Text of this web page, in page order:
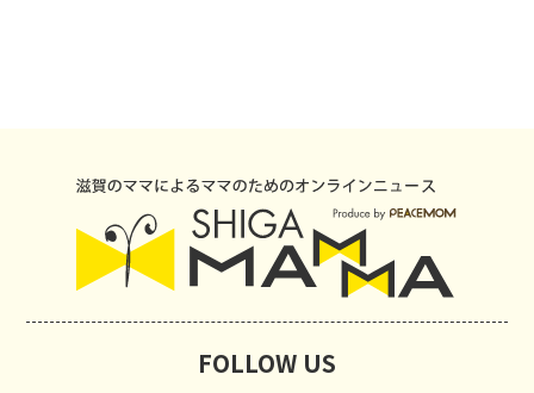
FOLLOW US